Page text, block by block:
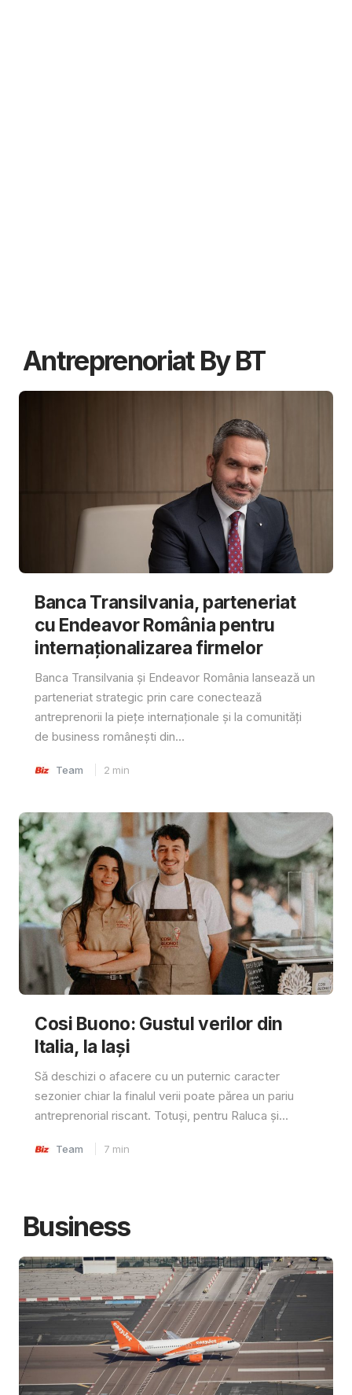
Antreprenoriat By BT
Banca Transilvania, parteneriat
cu Endeavor România pentru
internaționalizarea firmelor
Banca Transilvania și Endeavor România lansează un
parteneriat strategic prin care conectează
antreprenorii la piețe internaționale și la comunități
de business românești din...
Team 2 min
Cosi Buono: Gustul verilor din
Italia, la Iași
Să deschizi o afacere cu un puternic caracter
sezonier chiar la finalul verii poate părea un pariu
antreprenorial riscant. Totuși, pentru Raluca și...
Team 7 min
Business